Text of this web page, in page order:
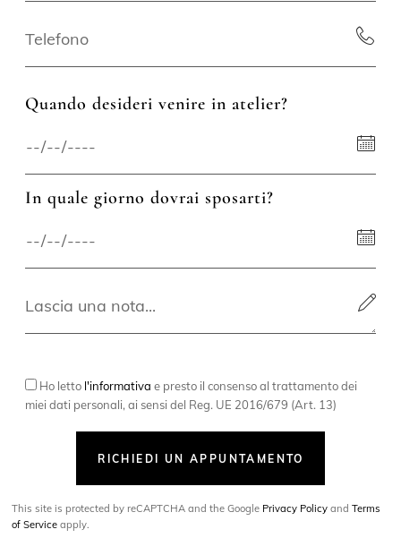
Quando desideri venire in atelier?
In quale giorno dovrai sposarti?
Ho letto l'informativa e presto il consenso al trattamento dei
miei dati personali, ai sensi del Reg. UE 2016/679 (Art. 13)
RICHIEDI UN APPUNTAMENTO
This site is protected by reCAPTCHA and the Google Privacy Policy andTerms
of Service apply.